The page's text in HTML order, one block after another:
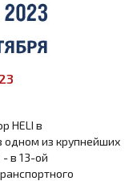
HELI в
одном из крупнейших
в 13-ой